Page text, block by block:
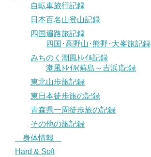
自転車旅行記録
日本百名山登山記録
四国遍路旅記録
四国･高野山･熊野･大峯旅記録
みちのく潮風ﾄﾚｲﾙ記録
潮風ﾄﾚｲﾙ(蕪島～吉浜)記録
東北山歩旅記録
東日本徒歩旅の記録
青森県一周徒歩旅の記録
その他の旅記録
身体情報
Hard & Soft